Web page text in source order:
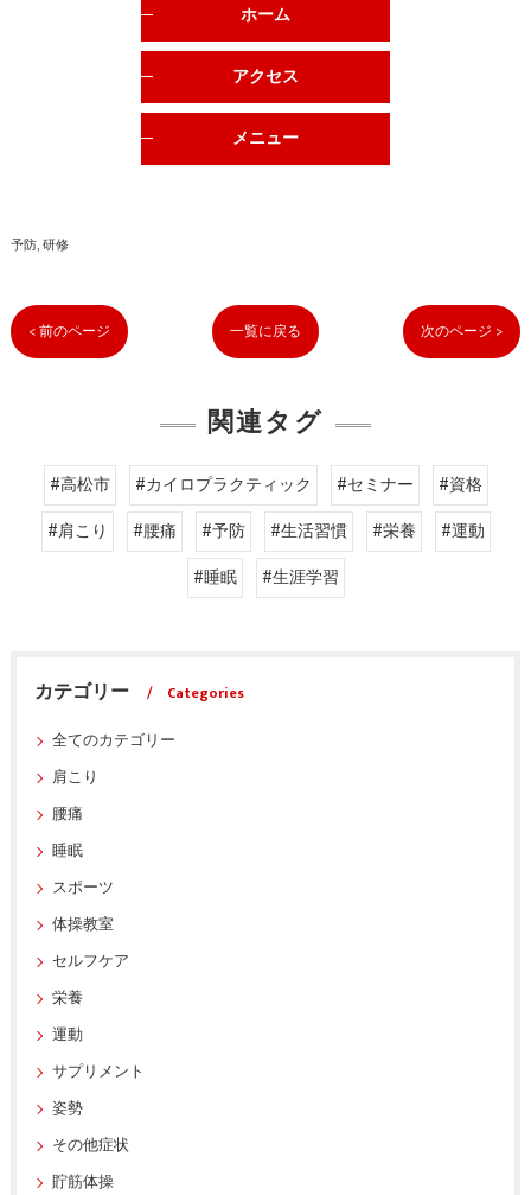
ホーム
アクセス
メニュー
予防 研修
< 前のページ 一覧に戻る 次のページ >
関連タグ
#高松市 #カイロプラクティック #セミナー
#資格
#肩こり
#腰痛 #予防 #生活習慣 #栄養
#運動
#睡眠
#生涯学習
カテゴリー
Categories
全てのカテゴリー
肩こり
腰痛
睡眠
スポーツ
体操教室
セルフケア
栄養
運動
サプリメント
姿勢
その他症状
貯筋体操